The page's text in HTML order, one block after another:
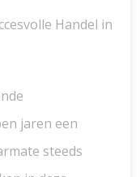
Handel in
jaren een
steeds